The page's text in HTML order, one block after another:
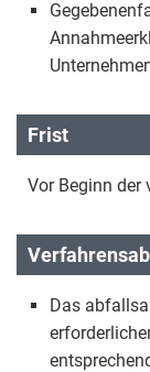
Frist
Vor Beginn der
Das